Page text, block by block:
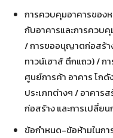
การควบคุมอาคารของ
กับอาคารและการควบ
/ การขออนุญาตก่อสร้า
ทาวน์เฮาส์ ตึกแถว) /
ศูนย์การค้า อาคาร โก
ประเภทต่างๆ / อาคา
ก่อสร้าง และการเปลี่ยน
ข้อกำหนด-ข้อห้ามในก